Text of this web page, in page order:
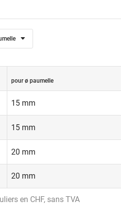
pour ø paumelle
15 mm
15 mm
20 mm
20 mm
en CHF, sans TVA